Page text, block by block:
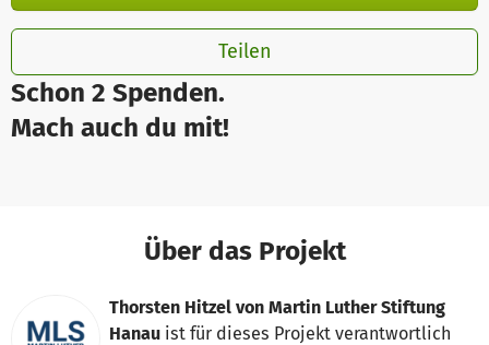
Schon 2 Spenden.
Mach auch du mit!
Teilen
Über das Projekt
Thorsten Hitzel von Martin Luther Stiftung
Hanau ist für dieses Projekt verantwortlich